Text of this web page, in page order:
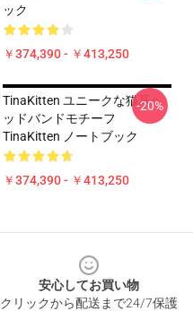
ック
￥374,390 - ￥413,250
TinaKitten ユニークな猫耳ヘ
ッドバンドモチーフ
TinaKitten ノートブック
￥374,390 - ￥413,250
-20%
安心してお買い物
クリックから配送まで24/7保護